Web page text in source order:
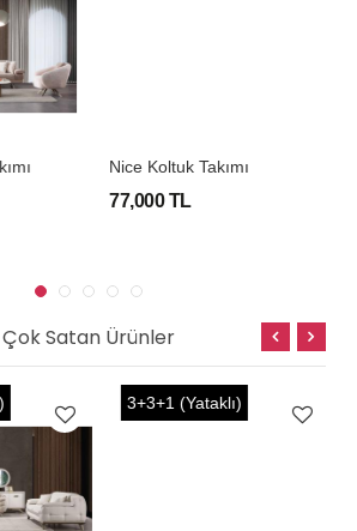
Nice Koltuk Takımı
77,000 TL
Çok Satan Ürünler
3+3+1 (Yataklı)